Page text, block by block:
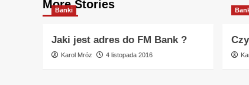
More Stories
Banki
Jaki jest adres do FM Bank ?
Karol Mróz 4 listopada 2016